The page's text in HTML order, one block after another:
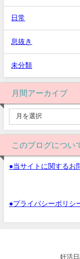
日常
息抜き
未分類
月間アーカイブ
このブログについ
●当サイトに関するお
●プライバシーポリシ
妊活